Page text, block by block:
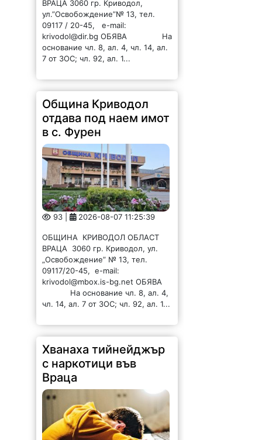
7 от ЗОС; чл. 92, ал. 1...
Община Криводол
отдава под наем имот
в с. Фурен
93 | 2026-08-07 11:25:39
ОБЩИНА КРИВОДОЛ ОБЛАСТ
ВРАЦА 3060 гр. Криводол, ул.
„Освобождение” № 13, тел.
09117/20-45, e-mail:
На основание чл. 8, ал. 4,
чл. 14, ал. 7 от ЗОС; чл. 92, ал. 1...
Хванаха тийнейджър
с наркотици във
Враца
195 | 2026-08-07 10:37:16
Снощи в ж.к„Младост“ във Враца